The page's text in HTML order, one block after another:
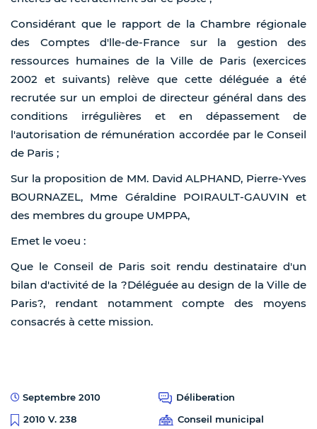
Considérant que le rapport de la Chambre régionale
des Comptes d'lle-de-France sur la gestion des
ressources humaines de la Ville de Paris (exercices
2002 et suivants) relève que cette déléguée a été
recrutée sur un emploi de directeur général dans des
conditions irrégulières et en dépassement de
l'autorisation de rémunération accordée par le Conseil
de Paris ;
Sur la proposition de MM. David ALPHAND, Pierre-Yves
BOURNAZEL, Mme Géraldine POIRAULT-GAUVIN et
des membres du groupe UMPPA,
Emet le voeu :
Que le Conseil de Paris soit rendu destinataire d'un
bilan d'activité de la ?Déléguée au design de la Ville de
Paris?, rendant notamment compte des moyens
consacrés à cette mission.
Septembre 2010
Déliberation
2010 V. 238
Conseil municipal